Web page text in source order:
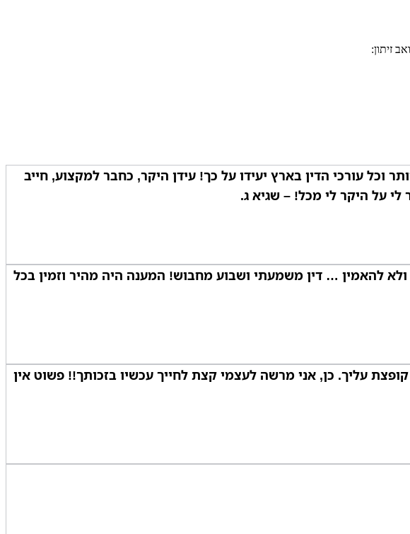
וכל עורכי הדין בארץ יעידו על כך! עידן היקר, כחבר למקצוע, חייב
על היקר לי מכל! – שגיא ג.
להאמין … דין משמעתי ושבוע מחבוש! המענה היה מהיר וזמין בכל
עליך. כן, אני מרשה לעצמי קצת לחייך עכשיו בזכותך!! פשוט אין